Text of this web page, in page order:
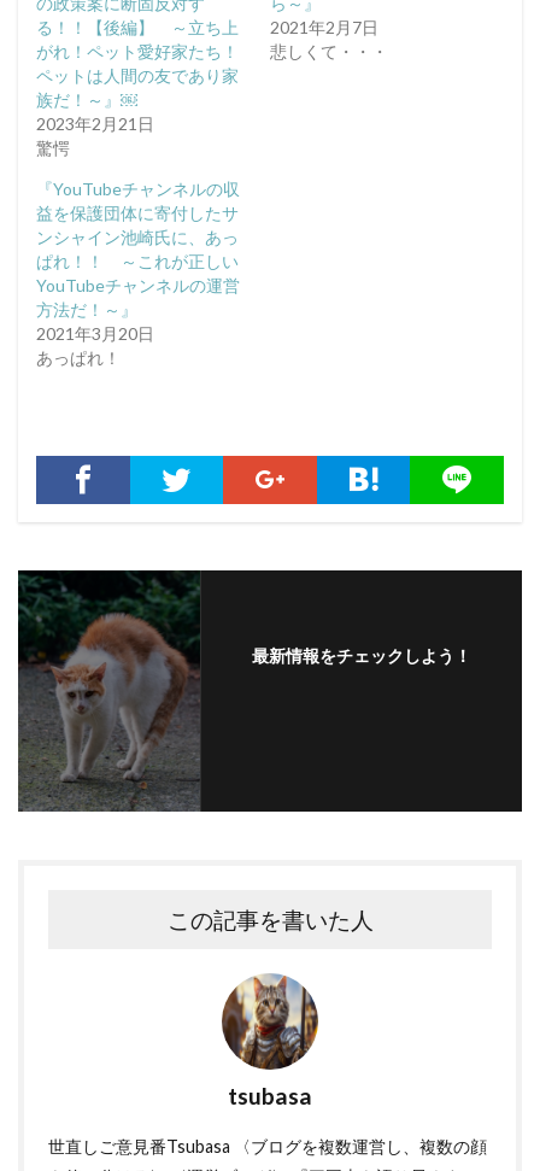
る！！【後編】 ～立ち上
がれ！ペット愛好家たち！
ペットは人間の友であり家
族だ！～』￼
2023年2月21日
驚愕
2021年2月7日
悲しくて・・・
『YouTubeチャンネルの収
益を保護団体に寄付したサ
ンシャイン池崎氏に、あっ
ぱれ！！ ～これが正しい
YouTubeチャンネルの運営
方法だ！～』
2021年3月20日
あっぱれ！
最新情報をチェックしよう！
この記事を書いた人
tsubasa
世直しご意見番Tsubasa 〈ブログを複数運営し、複数の顔